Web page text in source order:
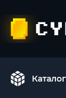
Каталог